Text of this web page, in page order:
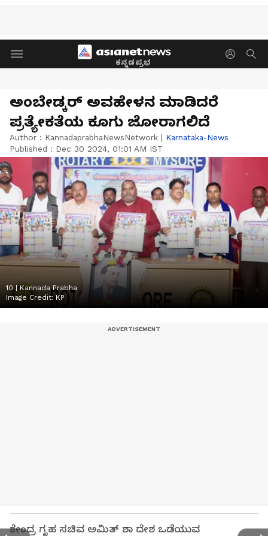
ಕನ್ನಡಪ್ರಭ
ಅಂಬೇಡ್ಕರ್ ಅವಹೇಳನ ಮಾಡಿದರೆ
ಪ್ರತ್ಯೇಕತೆಯ ಕೂಗು ಜೋರಾಗಲಿದೆ
Author : KannadaprabhaNewsNetwork | Karnataka-News
Published : Dec 30 2024, 01:01 AM IST
10 | Kannada Prabha
Image Credit:KP
ಕೇಂದ್ರ ಗೃಹ ಸಚಿವ ಅಮಿತ್ ಶಾ ದೇಶ ಒಡೆಯುವ